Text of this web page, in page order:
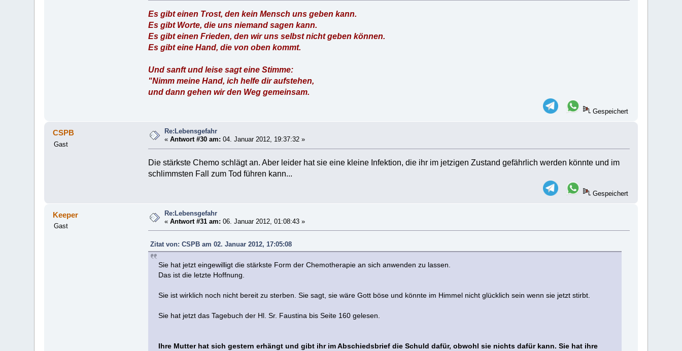
Es gibt einen Trost, den kein Mensch uns geben kann.
Es gibt Worte, die uns niemand sagen kann.
Es gibt einen Frieden, den wir uns selbst nicht geben können.
Es gibt eine Hand, die von oben kommt.
Und sanft und leise sagt eine Stimme:
"Nimm meine Hand, ich helfe dir aufstehen,
und dann gehen wir den Weg gemeinsam.
Gespeichert
CSPB
Gast
Re:Lebensgefahr
«Antwort #30 am: 04. Januar 2012, 19:37:32 »
Die stärkste Chemo schlägt an. Aber leider hat sie eine kleine Infektion, die ihr im jetzigen Zustand gefährlich werden könnte und im
schlimmsten Fall zum Tod führen kann...
Gespeichert
Keeper
Gast
Re:Lebensgefahr
«Antwort #31 am: 06. Januar 2012, 01:08:43 »
Zitat von: CSPB am 02. Januar 2012, 17:05:08
Sie hat jetzt eingewilligt die stärkste Form der Chemotherapie an sich anwenden zu lassen.
Das ist die letzte Hoffnung.
Sie ist wirklich noch nicht bereit zu sterben. Sie sagt, sie wäre Gott böse und könnte im Himmel nicht glücklich sein wenn sie jetzt stirbt.
Sie hat jetzt das Tagebuch der Hl. Sr. Faustina bis Seite 160 gelesen.
Ihre Mutter hat sich gestern erhängt und gibt ihr im Abschiedsbrief die Schuld dafür, obwohl sie nichts dafür kann. Sie hat ihre